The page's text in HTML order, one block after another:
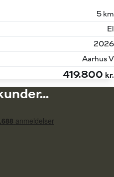
5 km
El
2026
Aarhus V
419.800 kr.